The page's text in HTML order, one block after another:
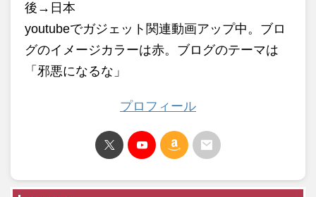
後→日本
youtubeでガジェット関連動画アップ中。ブロ
グのイメージカラーは赤。ブログのテーマは
「邪悪になるな」
プロフィール